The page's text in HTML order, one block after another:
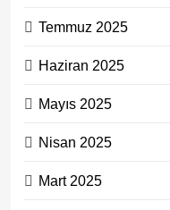
Temmuz 2025
Haziran 2025
Mayıs 2025
Nisan 2025
Mart 2025